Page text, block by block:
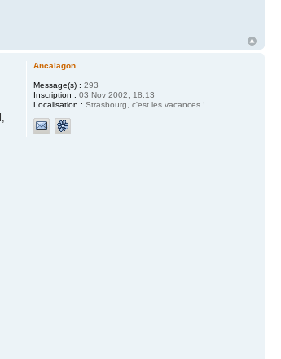
Ancalagon
Message(s) : 293
Inscription : 03 Nov 2002, 18:13
Localisation : Strasbourg, c'est les vacances !